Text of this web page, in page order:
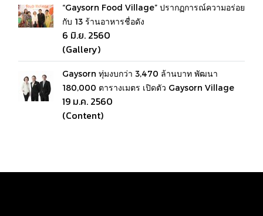
“Gaysorn Food Village” ปรากฏการณ์ความอร่อย
กับ 13 ร้านอาหารชื่อดัง
6 มิ.ย. 2560
(Gallery)
Gaysorn ทุ่มงบกว่า 3,470 ล้านบาท พัฒนา
180,000 ตารางเมตร เปิดตัว Gaysorn Village
19 ม.ค. 2560
(Content)